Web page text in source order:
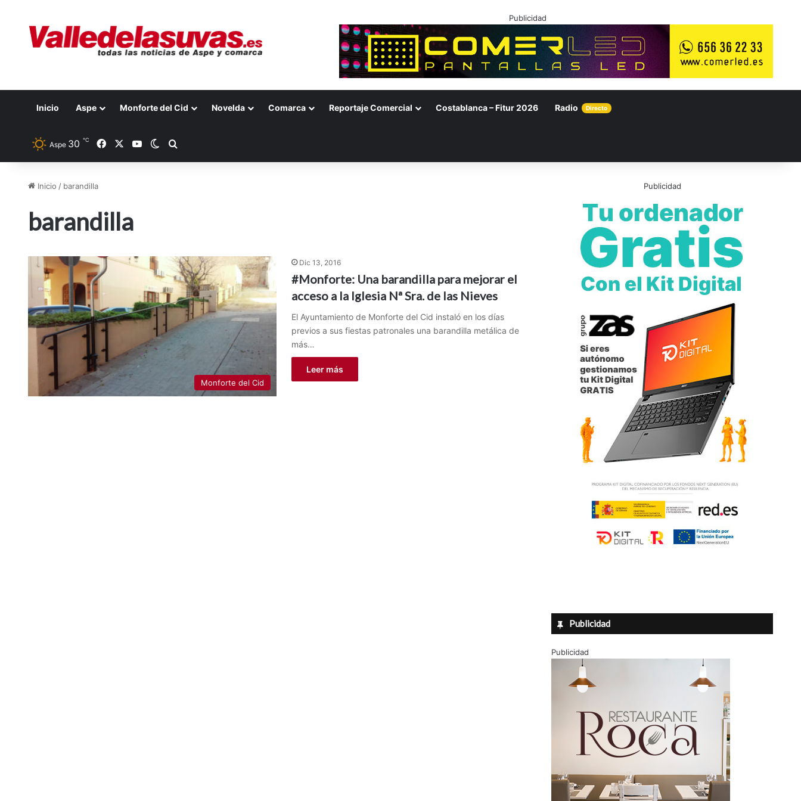
Publicidad
Inicio Aspe Monforte del Cid Novelda Comarca Reportaje Comercial Costablanca – Fitur 2026 Radio Directo
Aspe 30 ℃ FacebookYouTubeSwitch skin
Inicio / barandilla
barandilla
Monforte del Cid
Dic 13, 2016
#Monforte: Una barandilla para mejorar el
acceso a la Iglesia Nª Sra. de las Nieves
El Ayuntamiento de Monforte del Cid instaló en los días
previos a sus fiestas patronales una barandilla metálica de
más…
Leer más
Publicidad
Publicidad
Publicidad